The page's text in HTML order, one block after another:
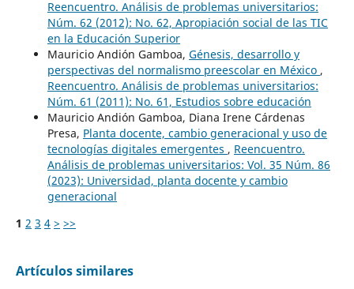
Reencuentro. Análisis de problemas universitarios:
Núm. 62 (2012): No. 62, Apropiación social de las TIC
en la Educación Superior
Mauricio Andión Gamboa, Génesis, desarrollo y
perspectivas del normalismo preescolar en México ,
Reencuentro. Análisis de problemas universitarios:
Núm. 61 (2011): No. 61, Estudios sobre educación
Mauricio Andión Gamboa, Diana Irene Cárdenas
Presa, Planta docente, cambio generacional y uso de
tecnologías digitales emergentes , Reencuentro.
Análisis de problemas universitarios: Vol. 35 Núm. 86
(2023): Universidad, planta docente y cambio
generacional
1 2 3 4 > >>
Artículos similares